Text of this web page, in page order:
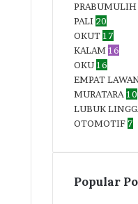
PRABUMULIH
PALI 20
OKUT17
KALAM16
OKU16
EMPAT
MURATARA10
LUBUK
OTOMOTIF 7
Popular